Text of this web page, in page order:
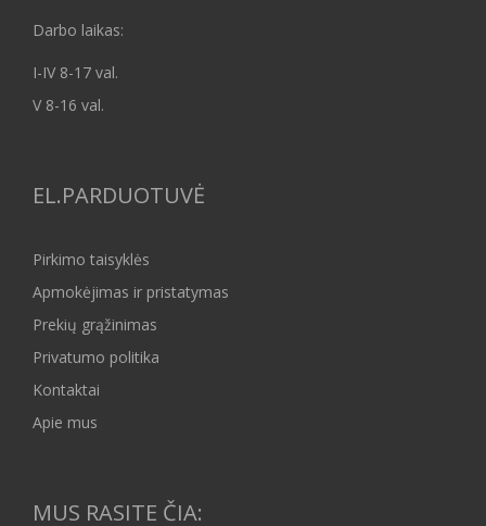
Darbo laikas:
I-IV 8-17 val.
V 8-16 val.
EL.PARDUOTUVĖ
Pirkimo taisyklės
Apmokėjimas ir pristatymas
Prekių grąžinimas
Privatumo politika
Kontaktai
Apie mus
MUS RASITE ČIA: